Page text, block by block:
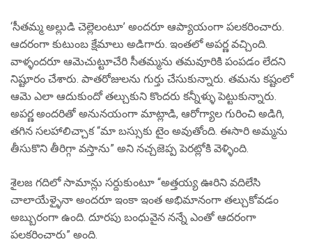
‘సీతమ్మ అల్లుడి చెల్లెలంటూ’ అందరూ ఆప్యాయంగా పలకరించారు.
ఆదరంగా కుటుంబ క్షేమాలు అడిగారు. ఇంతలో అపర్ణ వచ్చింది.
వాళ్ళందరూ ఆమెచుట్టూచేరి సీతమ్మను తమవూరికి పంపడం లేదని
నిష్టూరం చేశారు. పాతరోజులను గుర్తు చేసుకున్నారు. తమను కష్టంలో
ఆమె ఎలా ఆదుకుందో తల్చుకుని కొందరు కన్నీళ్ళు పెట్టుకున్నారు.
అపర్ణ అందరితో అనునయంగా మాట్లాడి, ఆరోగ్యాల గురించి అడిగి,
తగిన సలహాలిచ్చాక “మా బస్సుకు టైం అవుతోంది. ఈసారి అమ్మను
తీసుకొని తీరిగ్గా వస్తాను” అని నచ్చజెప్ప పెరట్లోకి వెళ్ళింది.
శైలజ గదిలో సామాన్లు సర్దుకుంటూ “అత్తయ్య ఊరిని వదిలేసి
చాలాయేళ్ళైనా అందరూ ఇంకా ఇంత అభిమానంగా తల్చుకోవడం
అబ్బురంగా ఉంది. దూరపు బంధువైన నన్నే ఎంతో ఆదరంగా
పలకరించారు” అంది.